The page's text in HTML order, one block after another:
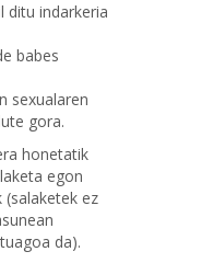
ditu indarkeria
babes
sexualaren
gora.
honetatik
egon
ez
da).